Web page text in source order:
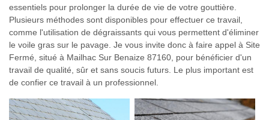
essentiels pour prolonger la durée de vie de votre gouttière.
Plusieurs méthodes sont disponibles pour effectuer ce travail,
comme l'utilisation de dégraissants qui vous permettent d'éliminer
le voile gras sur le pavage. Je vous invite donc à faire appel à Site
Fermé, situé à Mailhac Sur Benaize 87160, pour bénéficier d'un
travail de qualité, sûr et sans soucis futurs. Le plus important est
de confier ce travail à un professionnel.